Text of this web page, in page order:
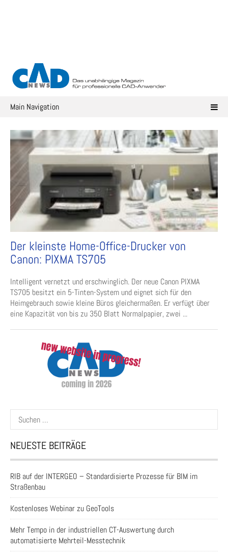
Main Navigation
Der kleinste Home-Office-Drucker von
Canon: PIXMA TS705
Intelligent vernetzt und erschwinglich. Der neue Canon PIXMA
TS705 besitzt ein 5-Tinten-System und eignet sich für den
Heimgebrauch sowie kleine Büros gleichermaßen. Er verfügt über
eine Kapazität von bis zu 350 Blatt Normalpapier, zwei ...
Suchen
nach:
NEUESTE BEITRÄGE
RIB auf der INTERGEO – Standardisierte Prozesse für BIM im
Straßenbau
Kostenloses Webinar zu GeoTools
Mehr Tempo in der industriellen CT-Auswertung durch
automatisierte Mehrteil-Messtechnik